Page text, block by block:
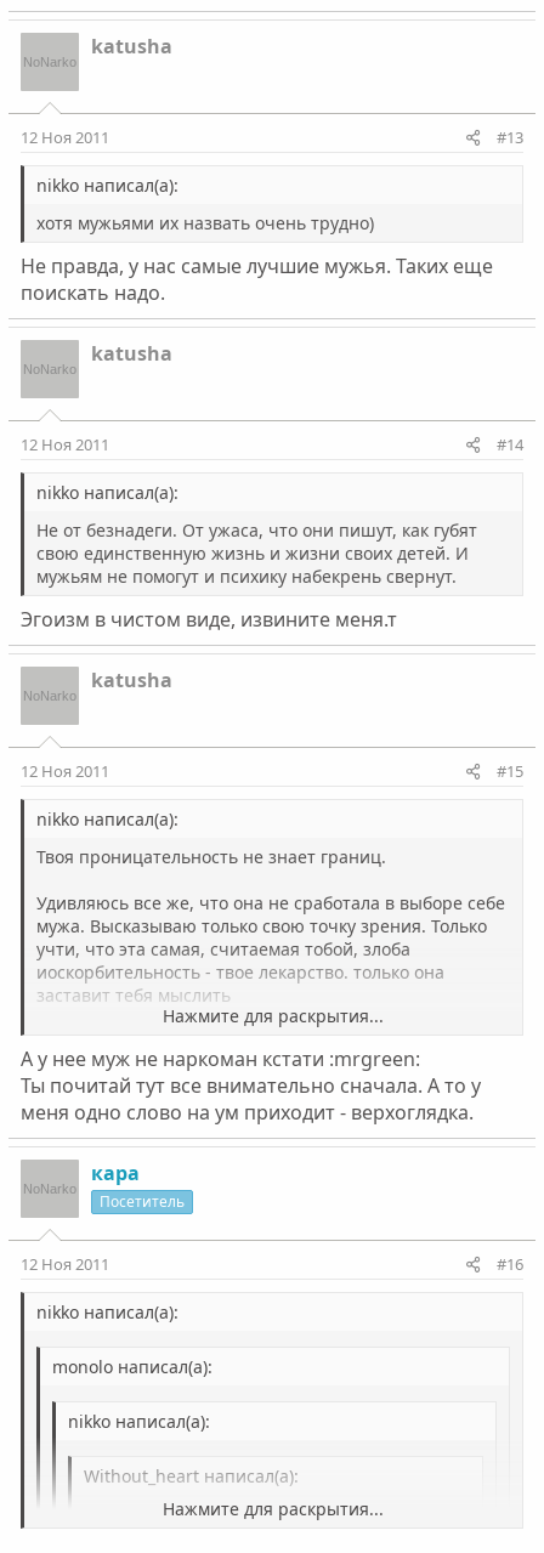
katusha
12 Ноя 2011 #13
nikko написал(а):
хотя мужьями их назвать очень трудно)
Не правда, у нас самые лучшие мужья. Таких еще
поискать надо.
katusha
12 Ноя 2011 #14
nikko написал(а):
Не от безнадеги. От ужаса, что они пишут, как губят
свою единственную жизнь и жизни своих детей. И
мужьям не помогут и психику набекрень свернут.
Эгоизм в чистом виде, извините меня.т
katusha
12 Ноя 2011 #15
nikko написал(а):
Твоя проницательность не знает границ.
Удивляюсь все же, что она не сработала в выборе себе
мужа. Высказываю только свою точку зрения. Только
учти, что эта самая, считаемая тобой, злоба
иоскорбительность - твое лекарство. только она
заставит тебя мыслить
принимать - опять же, это твое личное дело.
Продолжай тешить себя надеждой,
что ты самая обаятельная и привлекательная, что тебе
достался самый удивительный и прекрасный человек в
мужья. Правда, он
оказался наркоманом, но это, на твой взгляд, мелочи
жизни. Самое главное, ты будешь за него бороться до
последнего вздоха.
Нажмите для раскрытия...
А у нее муж не наркоман кстати :mrgreen:
Ты почитай тут все внимательно сначала. А то у
меня одно слово на ум приходит - верхоглядка.
кара
Посетитель
12 Ноя 2011 #16
nikko написал(а):
monolo написал(а):
nikko написал(а):
Without_heart написал(а):
Нажмите для раскрытия...